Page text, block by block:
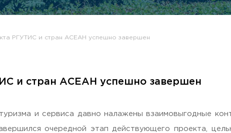
РГУТИС и стран АСЕАН успешно завершен
и стран АСЕАН успешно завершен
и сервиса давно налажены взаимовыгодные
очередной этап действующего проекта,